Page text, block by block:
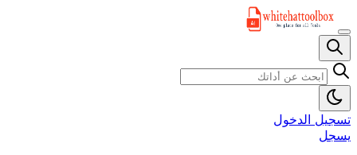
تسجيل الدخول
يسجل